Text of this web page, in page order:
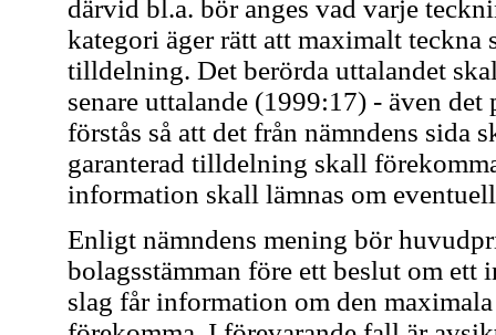
därvid bl.a. bör anges vad varje
kategori äger rätt att maximalt teckna
tilldelning. Det berörda uttalandet
senare uttalande (1999:17) - även
förstås så att det från nämndens sida
garanterad tilldelning skall
information skall lämnas om
Enligt nämndens mening bör
bolagsstämman före ett beslut om ett
slag får information om den